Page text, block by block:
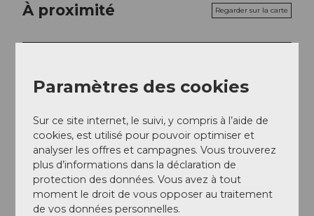
À proximité Regarder sur la carte
Emplacement de l'événement
Luzernerstrasse
6204Sempach
Paramètres des cookies
Sur ce site internet, le suivi, y compris à l’aide de
cookies, est utilisé pour pouvoir optimiser et
analyser les offres et campagnes. Vous trouverez
plus d’informations dans la déclaration de
protection des données. Vous avez à tout
moment le droit de vous opposer au traitement
de vos données personnelles.